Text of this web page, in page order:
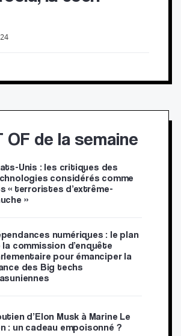
OF de la semaine
Unis : les critiques des
considérés comme
« terroristes d’extrême-
»
numériques : le plan
la commission d’enquête
pour émanciper la
des Big techs
d’Elon Musk à Marine Le
: un cadeau empoisonné ?